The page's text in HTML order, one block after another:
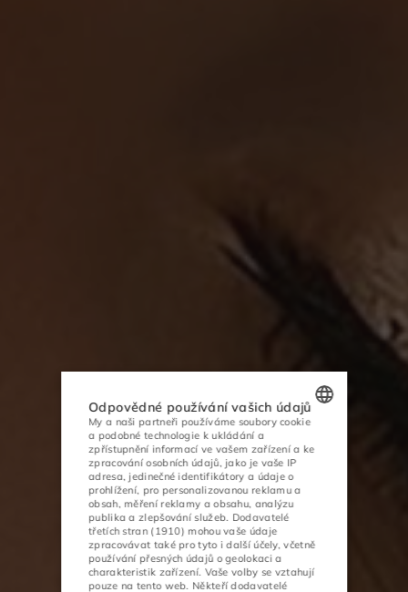
POLISH
ENGLISH
GERMAN
CZECH
Odpovědné používání vašich údajů
My a naši partneři používáme soubory cookie
a podobné technologie k ukládání a
zpřístupnění informací ve vašem zařízení a ke
zpracování osobních údajů, jako je vaše IP
adresa, jedinečné identifikátory a údaje o
prohlížení, pro personalizovanou reklamu a
obsah, měření reklamy a obsahu, analýzu
publika a zlepšování služeb. Dodavatelé
třetích stran (1910) mohou vaše údaje
zpracovávat také pro tyto i další účely, včetně
používání přesných údajů o geolokaci a
charakteristik zařízení. Vaše volby se vztahují
pouze na tento web. Někteří dodavatelé